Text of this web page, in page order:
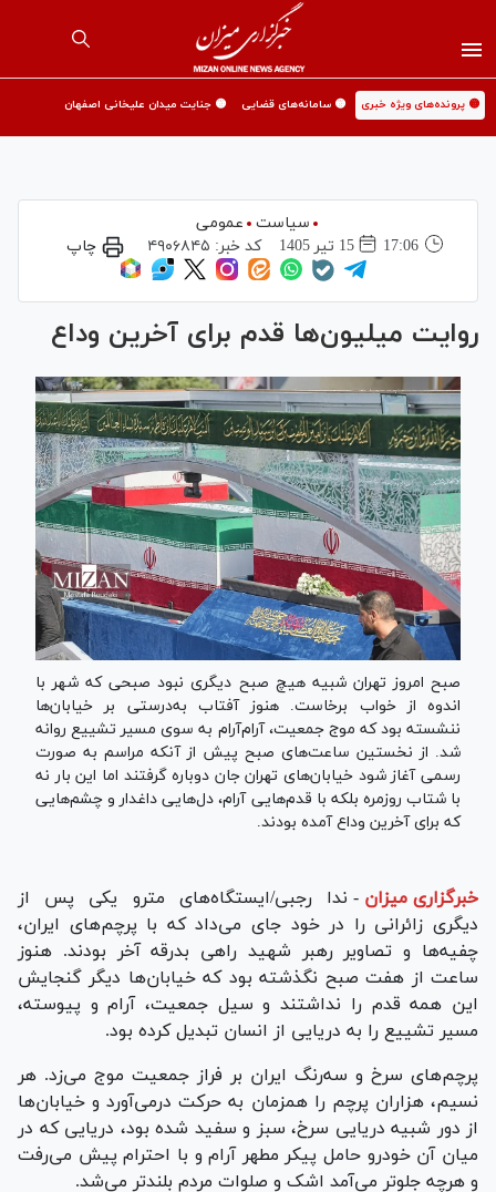
🟡 پرونده‌های ویژه خبری 🟡 سامانه‌های قضایی 🟡 جنایت میدان علیخانی اصفهان
سیاست
عمومی
17:06
15 تير 1405 کد خبر: ۴۹۰۶۸۴۵ چاپ
روایت میلیون‌ها قدم برای آخرین وداع
صبح امروز تهران شبیه هیچ صبح دیگری نبود صبحی که شهر با
اندوه از خواب برخاست. هنوز آفتاب به‌درستی بر خیابان‌ها
ننشسته بود که موج جمعیت، آرام‌آرام به سوی مسیر تشییع روانه
شد. از نخستین ساعت‌های صبح پیش از آنکه مراسم به صورت
رسمی آغاز شود خیابان‌های تهران جان دوباره گرفتند اما این بار نه
با شتاب روزمره بلکه با قدم‌هایی آرام، دل‌هایی داغدار و چشم‌هایی
که برای آخرین وداع آمده بودند.
خبرگزاری میزان - ندا رجبی/ایستگاه‌های مترو یکی پس از
دیگری زائرانی را در خود جای می‌داد که با پرچم‌های ایران،
چفیه‌ها و تصاویر رهبر شهید راهی بدرقه آخر بودند. هنوز
ساعت از هفت صبح نگذشته بود که خیابان‌ها دیگر گنجایش
این همه قدم را نداشتند و سیل جمعیت، آرام و پیوسته،
مسیر تشییع را به دریایی از انسان تبدیل کرده بود.
پرچم‌های سرخ و سه‌رنگ ایران بر فراز جمعیت موج می‌زد. هر
نسیم، هزاران پرچم را همزمان به حرکت درمی‌آورد و خیابان‌ها
از دور شبیه دریایی سرخ، سبز و سفید شده بود، دریایی که در
میان آن خودرو حامل پیکر مطهر آرام و با احترام پیش می‌رفت
و هرچه جلوتر می‌آمد اشک و صلوات مردم بلندتر می‌شد.